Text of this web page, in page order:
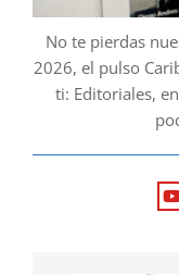
No te pierdas
2026, el pulso
ti: Editoriales,